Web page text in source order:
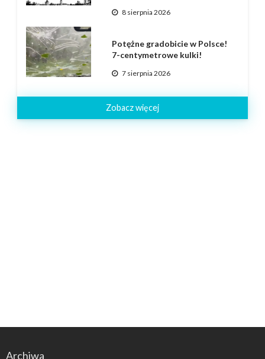
8 sierpnia 2026
Potężne gradobicie w Polsce!
7-centymetrowe kulki!
7 sierpnia 2026
Zobacz więcej
Archiwa